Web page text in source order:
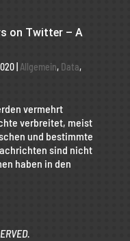
on Twitter – A
| Allgemein, Data,
vermehrt
verbreitet, meist
und bestimmte
sind nicht
haben in den